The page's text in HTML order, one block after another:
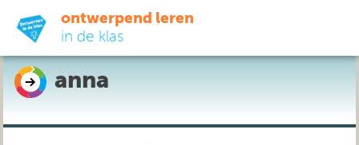
ontwerpend leren
in de klas
ready-to-go
do-it-yourself
anna